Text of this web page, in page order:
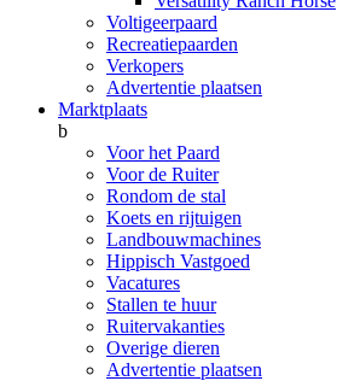
Voltigeerpaard
Recreatiepaarden
Verkopers
Advertentie plaatsen
Marktplaats
b
Voor het Paard
Voor de Ruiter
Rondom de stal
Koets en rijtuigen
Landbouwmachines
Hippisch Vastgoed
Vacatures
Stallen te huur
Ruitervakanties
Overige dieren
Advertentie plaatsen